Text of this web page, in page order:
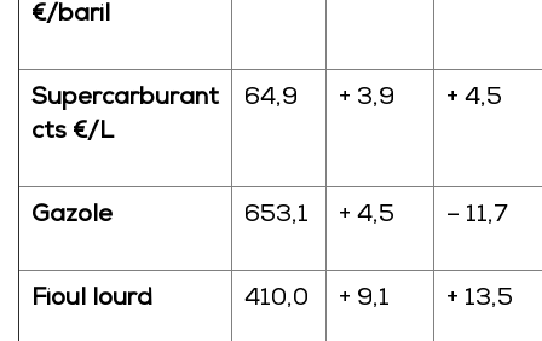
€/baril
Supercarburant
cts €/L
64,9 + 3,9 + 4,5
Gazole 653,1 + 4,5 – 11,7
Fioul lourd 410,0 + 9,1 + 13,5